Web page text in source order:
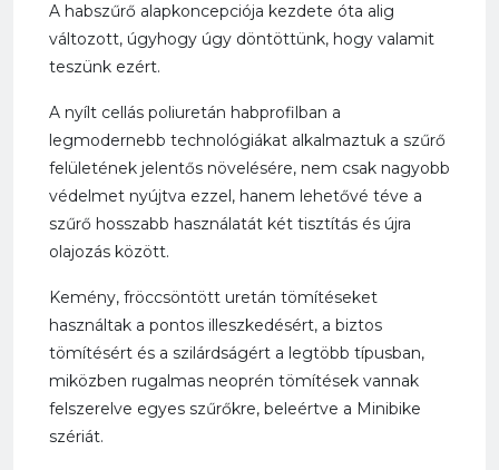
A habszűrő alapkoncepciója kezdete óta alig
változott, úgyhogy úgy döntöttünk, hogy valamit
teszünk ezért.
A nyílt cellás poliuretán habprofilban a
legmodernebb technológiákat alkalmaztuk a szűrő
felületének jelentős növelésére, nem csak nagyobb
védelmet nyújtva ezzel, hanem lehetővé téve a
szűrő hosszabb használatát két tisztítás és újra
olajozás között.
Kemény, fröccsöntött uretán tömítéseket
használtak a pontos illeszkedésért, a biztos
tömítésért és a szilárdságért a legtöbb típusban,
miközben rugalmas neoprén tömítések vannak
felszerelve egyes szűrőkre, beleértve a Minibike
szériát.